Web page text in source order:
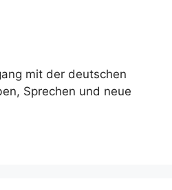
mit der deutschen
Sprechen und neue